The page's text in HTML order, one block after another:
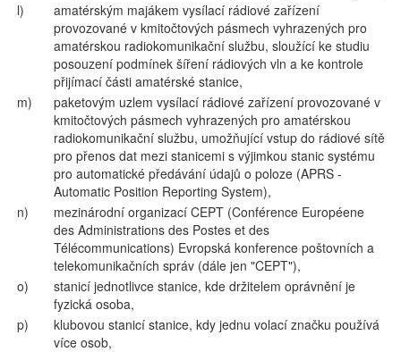
l)
amatérským majákem vysílací rádiové zařízení
provozované v kmitočtových pásmech vyhrazených pro
amatérskou radiokomunikační službu, sloužící ke studiu
posouzení podmínek šíření rádiových vln a ke kontrole
přijímací části amatérské stanice,
m)
paketovým uzlem vysílací rádiové zařízení provozované v
kmitočtových pásmech vyhrazených pro amatérskou
radiokomunikační službu, umožňující vstup do rádiové sítě
pro přenos dat mezi stanicemi s výjimkou stanic systému
pro automatické předávání údajů o poloze (APRS -
Automatic Position Reporting System),
n)
mezinárodní organizací CEPT (Conférence Européene
des Administrations des Postes et des
Télécommunications) Evropská konference poštovních a
telekomunikačních správ (dále jen "CEPT"),
o)
stanicí jednotlivce stanice, kde držitelem oprávnění je
fyzická osoba,
p)
klubovou stanicí stanice, kdy jednu volací značku používá
více osob,